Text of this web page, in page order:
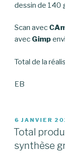
dessin de 140
Scan avec
avec Gimp
Total de la
EB
PUBLIÉ
LE
6 JANVIER
Total
synthèse